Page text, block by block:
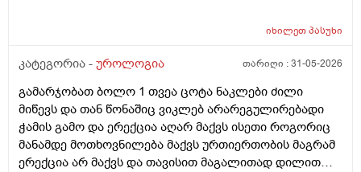
იხილეთპასუხი
კატეგორია - უროლოგია თარიღი :31-05-2026
გამარჯობათ ბოლო 1 თვეა ცოტა ნაკლები ძილი
მიწევს და თან წონაშიც ვიკლებ არარეგულირებადი
ჭამის გამო და ერექცია აღარ მაქვს ისეთი როგორიც
მანამდე მოთხოვნილება მაქვს ურთიერთობის მაგრამ
ერექცია არ მაქვს და თავისით მაგალითად დილით